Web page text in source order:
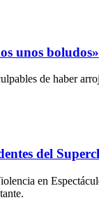
unos boludos»
de haber
del
en